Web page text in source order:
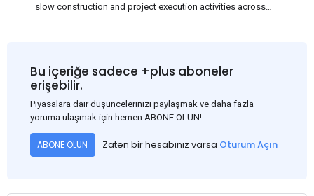
slow construction and project execution activities across
and rural construction projects is expected to provide support
to the market despite seasonal disruptions caused by heavy
rainfall.
Bu içeriğe sadece +plus aboneler
erişebilir.
Piyasalara dair düşüncelerinizi paylaşmak ve daha fazla
yoruma ulaşmak için hemen ABONE OLUN!
ABONE OLUN Zaten bir hesabınız varsa Oturum Açın